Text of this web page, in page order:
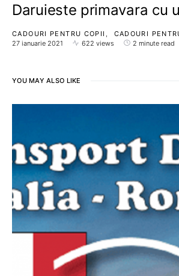
Daruieste primavara cu
CADOURI PENTRU COPII
CADOURI
27 ianuarie 2021
622 views 2 minute read
YOU MAY ALSO LIKE